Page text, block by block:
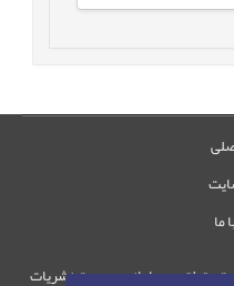
متعلق به سامانه مدیریت نشریات